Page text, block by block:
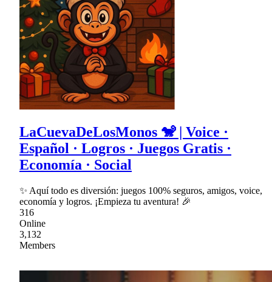
LaCuevaDeLosMonos 🐒 | Voice ·
Español · Logros · Juegos Gratis ·
Economía · Social
✨ Aquí todo es diversión: juegos 100% seguros, amigos, voice,
economía y logros. ¡Empieza tu aventura! 🎉
316
Online
3,132
Members